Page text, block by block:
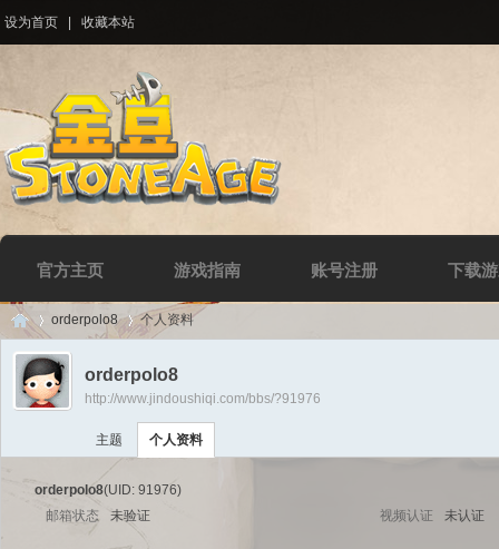
设为首页 收藏本站
官方主页 游戏指南 账号注册 下载
Di ›
orderpolo8 个人资料
orderpolo8
http://www.jindoushiqi.com/bbs/?91976
主题 个人资料
orderpolo8(UID: 91976)
邮箱状态
未验证 视频认证 未认证